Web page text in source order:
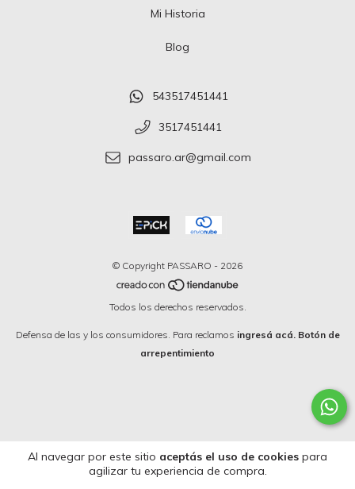
Al navegar por este sitio aceptás el uso de cookies para
agilizar tu experiencia de compra.
Mi Historia
Blog
543517451441
3517451441
passaro.ar@gmail.com
© Copyright PASSARO - 2026
Todos los derechos reservados.
Defensa de las y los consumidores. Para reclamos ingresá acá. Botón de
arrepentimiento